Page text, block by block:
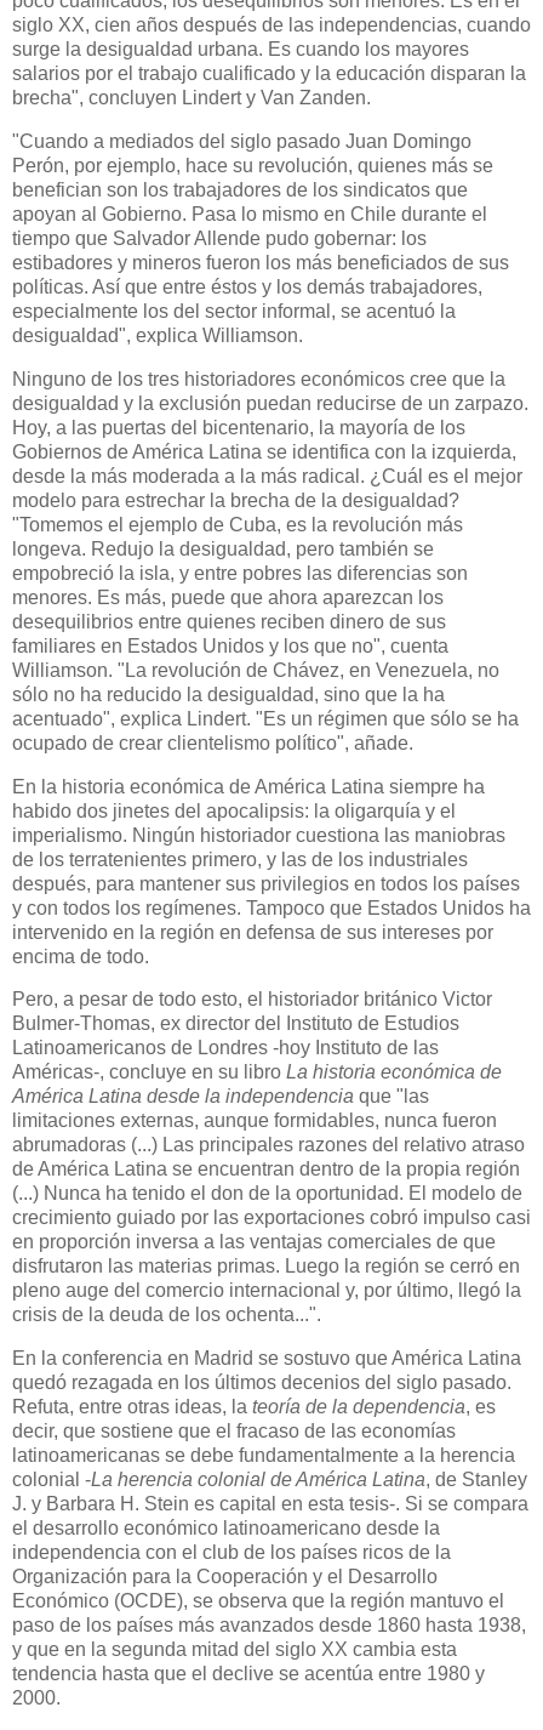
siglo XX, cien años después de las independencias, cuando
surge la desigualdad urbana. Es cuando los mayores
salarios por el trabajo cualificado y la educación disparan la
brecha", concluyen Lindert y Van Zanden.
"Cuando a mediados del siglo pasado Juan Domingo
Perón, por ejemplo, hace su revolución, quienes más se
benefician son los trabajadores de los sindicatos que
apoyan al Gobierno. Pasa lo mismo en Chile durante el
tiempo que Salvador Allende pudo gobernar: los
estibadores y mineros fueron los más beneficiados de sus
políticas. Así que entre éstos y los demás trabajadores,
especialmente los del sector informal, se acentuó la
desigualdad", explica Williamson.
Ninguno de los tres historiadores económicos cree que la
desigualdad y la exclusión puedan reducirse de un zarpazo.
Hoy, a las puertas del bicentenario, la mayoría de los
Gobiernos de América Latina se identifica con la izquierda,
desde la más moderada a la más radical. ¿Cuál es el mejor
modelo para estrechar la brecha de la desigualdad?
"Tomemos el ejemplo de Cuba, es la revolución más
longeva. Redujo la desigualdad, pero también se
empobreció la isla, y entre pobres las diferencias son
menores. Es más, puede que ahora aparezcan los
desequilibrios entre quienes reciben dinero de sus
familiares en Estados Unidos y los que no", cuenta
Williamson. "La revolución de Chávez, en Venezuela, no
sólo no ha reducido la desigualdad, sino que la ha
acentuado", explica Lindert. "Es un régimen que sólo se ha
ocupado de crear clientelismo político", añade.
En la historia económica de América Latina siempre ha
habido dos jinetes del apocalipsis: la oligarquía y el
imperialismo. Ningún historiador cuestiona las maniobras
de los terratenientes primero, y las de los industriales
después, para mantener sus privilegios en todos los países
y con todos los regímenes. Tampoco que Estados Unidos ha
intervenido en la región en defensa de sus intereses por
encima de todo.
Pero, a pesar de todo esto, el historiador británico Victor
Bulmer-Thomas, ex director del Instituto de Estudios
Latinoamericanos de Londres -hoy Instituto de las
Américas-, concluye en su libro La historia económica de
América Latina desde la independencia que "las
limitaciones externas, aunque formidables, nunca fueron
abrumadoras (...) Las principales razones del relativo atraso
de América Latina se encuentran dentro de la propia región
(...) Nunca ha tenido el don de la oportunidad. El modelo de
crecimiento guiado por las exportaciones cobró impulso casi
en proporción inversa a las ventajas comerciales de que
disfrutaron las materias primas. Luego la región se cerró en
pleno auge del comercio internacional y, por último, llegó la
crisis de la deuda de los ochenta...".
En la conferencia en Madrid se sostuvo que América Latina
quedó rezagada en los últimos decenios del siglo pasado.
Refuta, entre otras ideas, la teoría de la dependencia, es
decir, que sostiene que el fracaso de las economías
latinoamericanas se debe fundamentalmente a la herencia
colonial -La herencia colonial de América Latina, de Stanley
J. y Barbara H. Stein es capital en esta tesis-. Si se compara
el desarrollo económico latinoamericano desde la
independencia con el club de los países ricos de la
Organización para la Cooperación y el Desarrollo
Económico (OCDE), se observa que la región mantuvo el
paso de los países más avanzados desde 1860 hasta 1938,
y que en la segunda mitad del siglo XX cambia esta
tendencia hasta que el declive se acentúa entre 1980 y
2000.